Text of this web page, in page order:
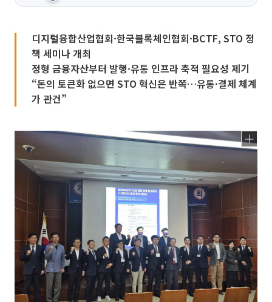
디지털융합산업협회·한국블록체인협회·BCTF, STO 정
책 세미나 개최
정형 금융자산부터 발행·유통 인프라 축적 필요성 제기
“돈의 토큰화 없으면 STO 혁신은 반쪽…유통·결제 체계
가 관건”